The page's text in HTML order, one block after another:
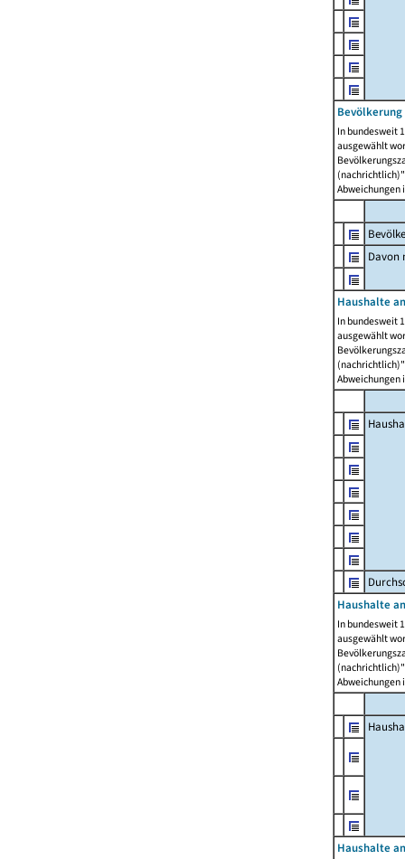
In bundesweit
ausgewählt
Abweichungen
Davon
Haushalte
In bundesweit
ausgewählt
Abweichungen
Haushalte
In bundesweit
ausgewählt
Abweichungen
Haushalte